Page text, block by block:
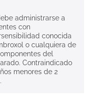
administrarse a
con
conocida
o cualquiera de
del
Contraindicado
menores de 2